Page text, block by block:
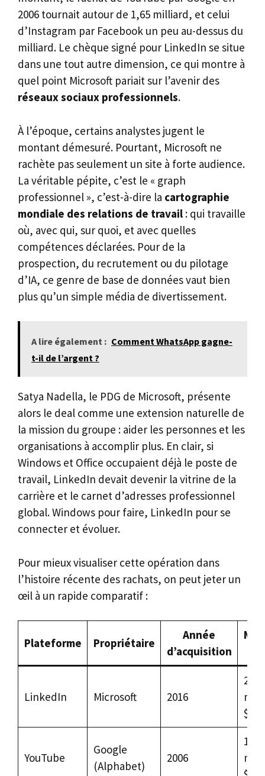
2006 tournait autour de 1,65 milliard, et celui
d’Instagram par Facebook un peu au-dessus du
milliard. Le chèque signé pour LinkedIn se situe
dans une tout autre dimension, ce qui montre à
quel point Microsoft pariait sur l’avenir des
réseaux sociaux professionnels.
À l’époque, certains analystes jugent le
montant démesuré. Pourtant, Microsoft ne
rachète pas seulement un site à forte audience.
La véritable pépite, c’est le « graph
professionnel », c’est-à-dire la cartographie
mondiale des relations de travail : qui travaille
où, avec qui, sur quoi, et avec quelles
compétences déclarées. Pour de la
prospection, du recrutement ou du pilotage
d’IA, ce genre de base de données vaut bien
plus qu’un simple média de divertissement.
A lire également : Comment WhatsApp gagne-
t-il de l’argent ?
Satya Nadella, le PDG de Microsoft, présente
alors le deal comme une extension naturelle de
la mission du groupe : aider les personnes et les
organisations à accomplir plus. En clair, si
Windows et Office occupaient déjà le poste de
travail, LinkedIn devait devenir la vitrine de la
carrière et le carnet d’adresses professionnel
global. Windows pour faire, LinkedIn pour se
connecter et évoluer.
Pour mieux visualiser cette opération dans
l’histoire récente des rachats, on peut jeter un
œil à un rapide comparatif :
Plateforme Propriétaire
Année
d’acquisition
LinkedIn Microsoft 2016
26,2
$
YouTube
Google
(Alphabet)
2006
1,65